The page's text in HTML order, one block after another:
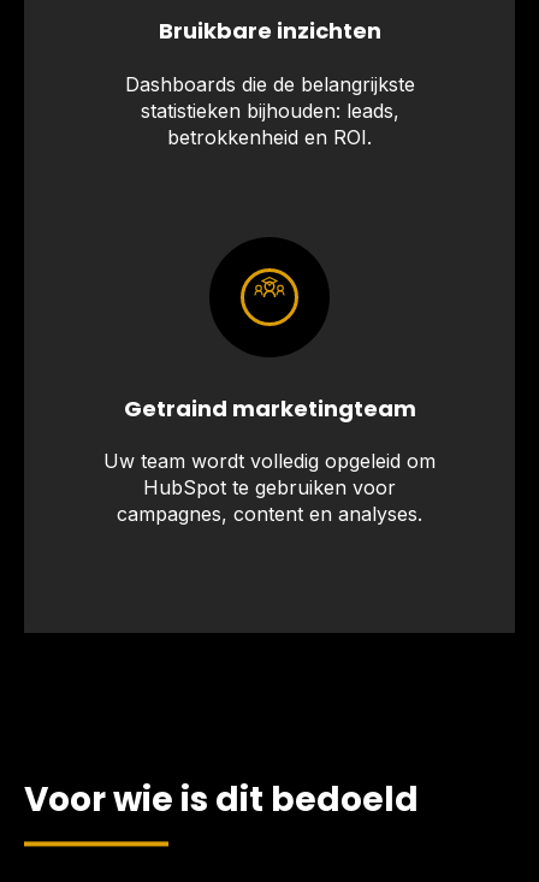
Bruikbare inzichten
Dashboards die de belangrijkste
statistieken bijhouden: leads,
betrokkenheid en ROI.
Getraind marketingteam
Uw team wordt volledig opgeleid om
HubSpot te gebruiken voor
campagnes, content en analyses.
Voor wie is dit bedoeld